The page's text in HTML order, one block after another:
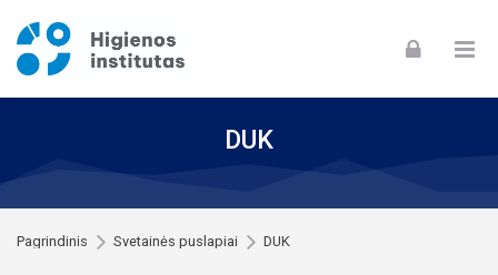
DUK
Pagrindinis Svetainės puslapiai DUK